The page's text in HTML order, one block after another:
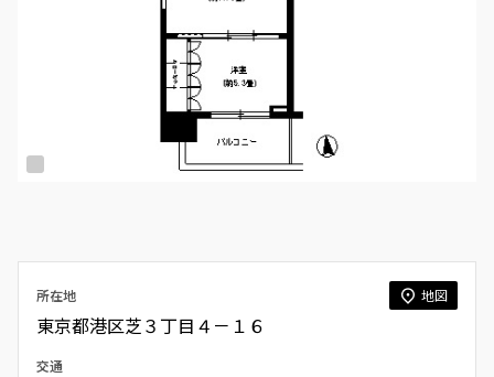
所在地 地図
東京都港区芝３丁目４－１６
交通